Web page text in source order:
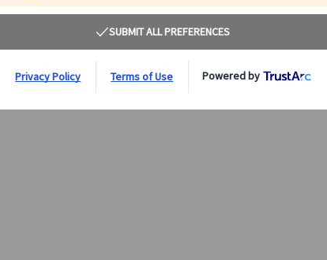
月～金曜日(5/14・25、6/4、12/24・25・31、1/1、